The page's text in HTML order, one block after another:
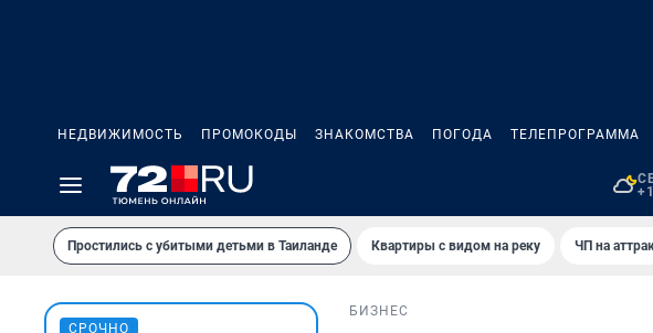
НЕДВИЖИМОСТЬ ПРОМОКОДЫ ЗНАКОМСТВА ПОГОДА ТЕЛЕПРОГРАММА
Простились с убитыми детьми в Таиланде Квартиры с видом на реку ЧП на
СРОЧНО
БИЗНЕС